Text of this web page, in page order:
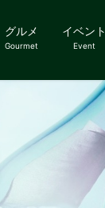
グルメ
Gourmet
イベント
Event